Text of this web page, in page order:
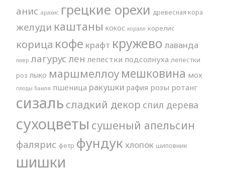
анис арахис грецкие орехи древесная кора
желуди каштаны кокос коралл корелис
корица кофе крафт кружево лаванда
лавр лагурус лен лепестки подсолнуха лепестки
роз лыко маршмеллоу мешковина мох
плоды баиля пшеница ракушки рафия розы ротанг
сизаль сладкий декор спил дерева
сухоцветы сушеный апельсин
фалярис фетр фундук хлопок шиповник
шишки